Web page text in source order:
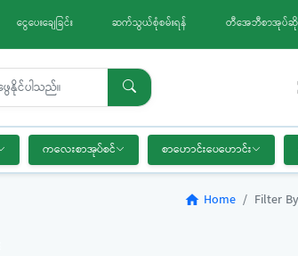
ငွေပေးချေခြင်း ဆက်သွယ်စုံစမ်းရန် တီအေဘီစာအုပ်ဆိုင်
ကလေးစာအုပ်စင် စာဟောင်းပေဟောင်း
home Home Filter